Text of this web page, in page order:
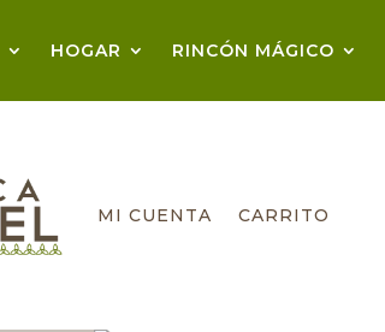
HOGAR RINCÓN MÁGICO
MI CUENTA CARRITO